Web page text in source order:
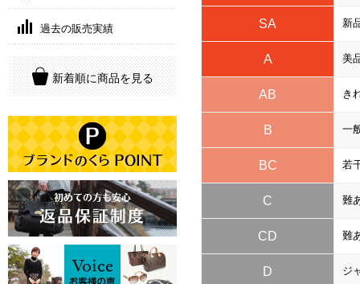
過去の販売実績
新着順に商品を見る
SA 新
A 美
AB き
B 一
BC 若
C 難
CD 難
D ジ